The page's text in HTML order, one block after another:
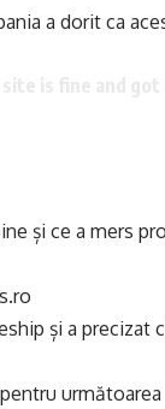
a dorit ca
și ce a mers
și a precizat
următoarea